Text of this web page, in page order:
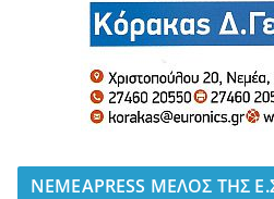
NEMEAPRESS ΜΕΛΟΣ ΤΗΣ